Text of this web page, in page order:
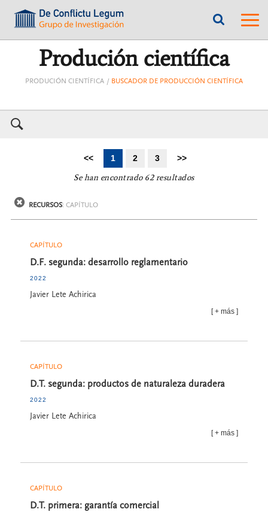
label.access.jump.content???
???
label.access.jump.header???
???
label.access.jump.menu???
???
Produción científica
PRODUCIÓN CIENTÍFICA BUSCADOR DE PRODUCCIÓN CIENTÍFICA
Año
Autores
Se han encontrado 62 resultados
<<Ir
la
página
1 2 3 >>Ir
la
RECURSOS: CAPÍTULO
CAPÍTULO
D.F. segunda: desarrollo reglamentario
2022
Javier Lete Achirica
más
CAPÍTULO
D.T. segunda: productos de naturaleza duradera
2022
Javier Lete Achirica
más
CAPÍTULO
D.T. primera: garantía comercial